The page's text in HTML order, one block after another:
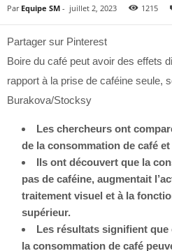
Par Equipe SM - juillet 2, 2023 1215
Partager sur Pinterest
Boire du café peut avoir des effets
rapport à la prise de caféine seule,
Burakova/Stocksy
Les chercheurs ont
de la consommation de café
Ils ont découvert que la
pas de caféine, augmentait
traitement visuel et à la
supérieur.
Les résultats signifient que
la consommation de café